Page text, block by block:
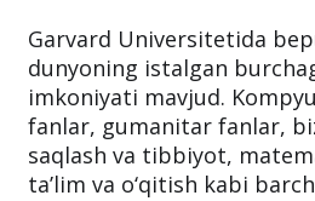
Garvard Universitetida
dunyoning istalgan
imkoniyati mavjud.
fanlar, gumanitar fanlar,
saqlash va tibbiyot,
ta’lim va o‘qitish kabi